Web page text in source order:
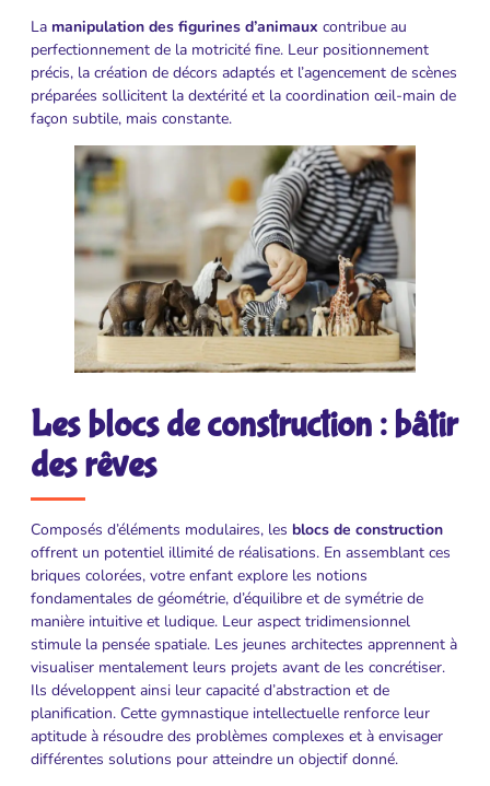
La manipulation des figurines d’animaux contribue au
perfectionnement de la motricité fine. Leur positionnement
précis, la création de décors adaptés et l’agencement de scènes
préparées sollicitent la dextérité et la coordination œil-main de
façon subtile, mais constante.
Les blocs de construction : bâtir
des rêves
Composés d’éléments modulaires, les blocs de construction
offrent un potentiel illimité de réalisations. En assemblant ces
briques colorées, votre enfant explore les notions
fondamentales de géométrie, d’équilibre et de symétrie de
manière intuitive et ludique. Leur aspect tridimensionnel
stimule la pensée spatiale. Les jeunes architectes apprennent à
visualiser mentalement leurs projets avant de les concrétiser.
Ils développent ainsi leur capacité d’abstraction et de
planification. Cette gymnastique intellectuelle renforce leur
aptitude à résoudre des problèmes complexes et à envisager
différentes solutions pour atteindre un objectif donné.